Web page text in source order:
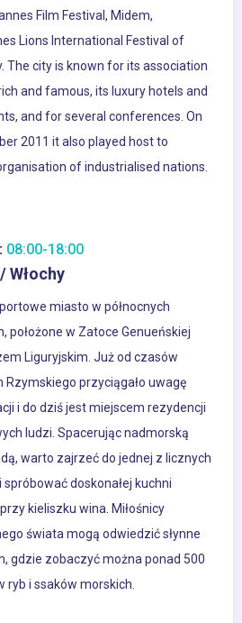
Film Festival, Midem,
Lions International Festival of
The city is known for its association
and famous, its luxury hotels and
and for several conferences. On
2011 it also played host to
of industrialised nations.
08:00-18:00
Włochy
miasto w północnych
położone w Zatoce Genueńskiej
Liguryjskim. Już od czasów
Rzymskiego przyciągało uwagę
i do dziś jest miejscem rezydencji
ludzi. Spacerując nadmorską
warto zajrzeć do jednej z licznych
spróbować doskonałej kuchni
kieliszku wina. Miłośnicy
świata mogą odwiedzić słynne
gdzie zobaczyć można ponad 500
ryb i ssaków morskich.